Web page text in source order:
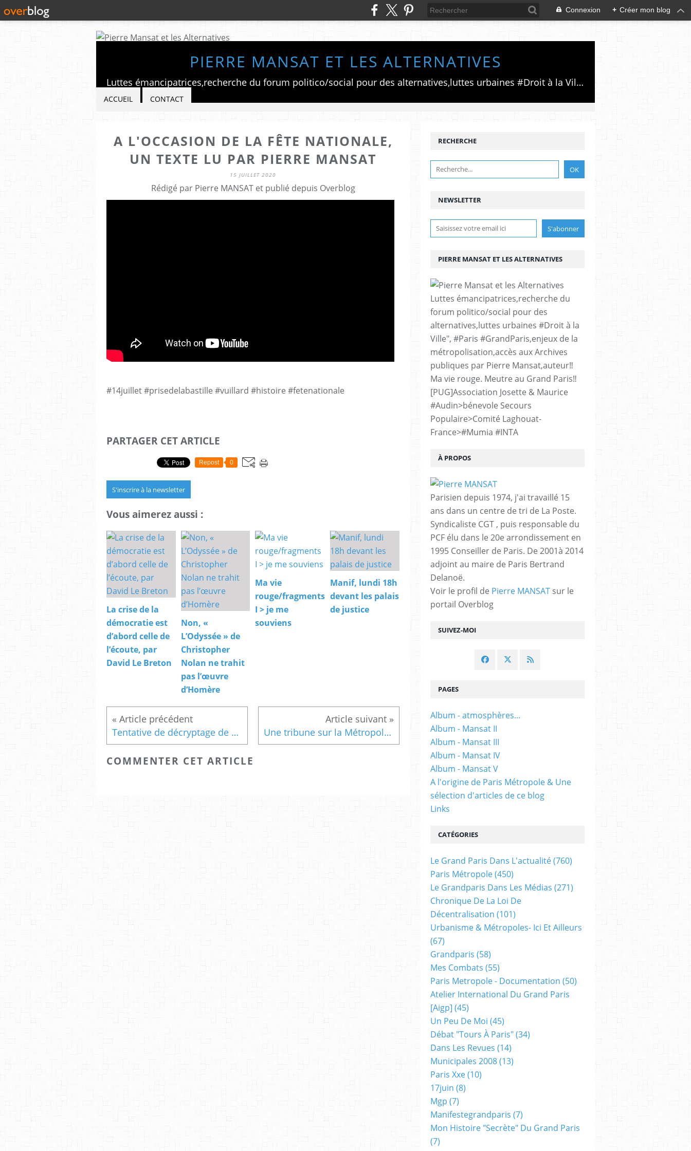
Connexion + Créer mon blog
PIERRE MANSAT ET LES ALTERNATIVES
Luttes émancipatrices,recherche du forum politico/social pour des alternatives,luttes urbaines #Droit à la Ville", #Paris #GrandParis,enjeux de la métropolisation,accès aux Archives publiques par Pierre Mansat,auteur‼️Ma vie rouge. Meutre au Grand Paris‼️[PUG]Association Josette & Maurice #Audin>bénevole Secours Populaire>Comité Laghouat-France>#Mumia #INTA
ACCUEIL CONTACT
A L'OCCASION DE LA FÊTE NATIONALE,
UN TEXTE LU PAR PIERRE MANSAT
15 JUILLET 2020
Rédigé par Pierre MANSAT et publié depuis Overblog
#14juillet #prisedelabastille #vuillard #histoire #fetenationale
PARTAGER CET ARTICLE
Repost 0
S'inscrire à la newsletter
Vous aimerez aussi :
La crise de la
démocratie est
d’abord celle de
l’écoute, par
David Le Breton
Non, «
L’Odyssée » de
Christopher
Nolan ne trahit
pas l’œuvre
d’Homère
Ma vie
rouge/fragments
I > je me
souviens
Manif, lundi 18h
devant les palais
de justice
Tentative de décryptage de ce qui se passe à la Métropole du Grand Paris et propositions alternatives par Pierre Mansat #Mansat #grandparis #Paris Une tribune sur la Métropole du Grand Paris dans Le Monde [24 juillet 2020]
COMMENTER CET ARTICLE
NEWSLETTER
SUIVEZ-MOI
RECHERCHE
PIERRE MANSAT ET LES ALTERNATIVES
Luttes émancipatrices,recherche du
forum politico/social pour des
alternatives,luttes urbaines #Droit à la
Ville", #Paris #GrandParis,enjeux de la
métropolisation,accès aux Archives
publiques par Pierre Mansat,auteur‼️
Ma vie rouge. Meutre au Grand Paris‼️
[PUG]Association Josette & Maurice
#Audin>bénevole Secours
Populaire>Comité Laghouat-
France>#Mumia #INTA
À PROPOS
Parisien depuis 1974, j'ai travaillé 15
ans dans un centre de tri de La Poste.
Syndicaliste CGT , puis responsable du
PCF élu dans le 20e arrondissement en
1995 Conseiller de Paris. De 2001à 2014
adjoint au maire de Paris Bertrand
Delanoë.
Voir le profil de Pierre MANSAT sur le
portail Overblog
PAGES
Album - atmosphères...
Album - Mansat II
Album - Mansat III
Album - Mansat IV
Album - Mansat V
A l'origine de Paris Métropole & Une
sélection d'articles de ce blog
Links
CATÉGORIES
Le Grand Paris Dans L'actualité(760)
Paris Métropole(450)
Le Grandparis Dans Les Médias (271)
Chronique De La Loi De
Décentralisation (101)
Urbanisme & Métropoles- Ici Et Ailleurs
(67)
Grandparis (58)
Mes Combats (55)
Paris Metropole - Documentation (50)
Atelier International Du Grand Paris
[aigp] (45)
Un Peu De Moi (45)
Débat "tours À Paris"(34)
Dans Les Revues (14)
Municipales 2008(13)
Paris Xxe(10)
17juin (8)
Mgp (7)
Manifestegrandparis (7)
Mon Histoire "secrète" Du Grand Paris
(7)